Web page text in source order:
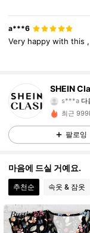
a***6
Very happywiththis ,
SHEIN
s***a다
최근
팔로잉
마음에 드실 거예요.
추천순 속옷 & 잠옷